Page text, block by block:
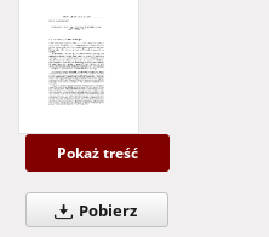
Pokaż treść
Pobierz